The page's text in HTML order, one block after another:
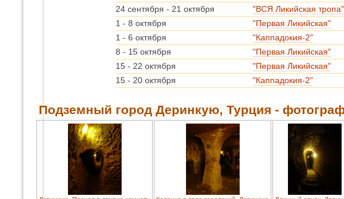
24 сентября - 21 октября "ВСЯ Ликийская тропа"
1 - 8 октября "Первая Ликийская"
1 - 6 октября "Каппадокия-2"
8 - 15 октября "Первая Ликийская"
15 - 22 октября "Первая Ликийская"
15 - 20 октября "Каппадокия-2"
Подземный город Деринкую, Турция -